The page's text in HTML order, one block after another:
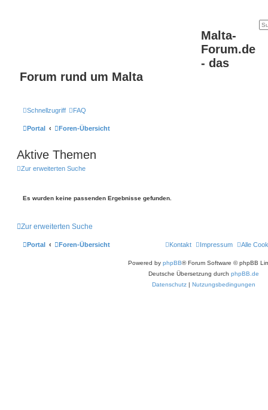
Malta-
Forum.de
- das
Forum rund um Malta
Schnellzugriff FAQ
Portal Foren-Übersicht
Aktive Themen
Zur erweiterten Suche
Es wurden keine passenden Ergebnisse gefunden.
Zur erweiterten Suche
Portal Foren-Übersicht Alle
Impressum
Kontakt
Powered by phpBB® Forum Software © phpBB
Deutsche Übersetzung durch phpBB.de
Datenschutz | Nutzungsbedingungen